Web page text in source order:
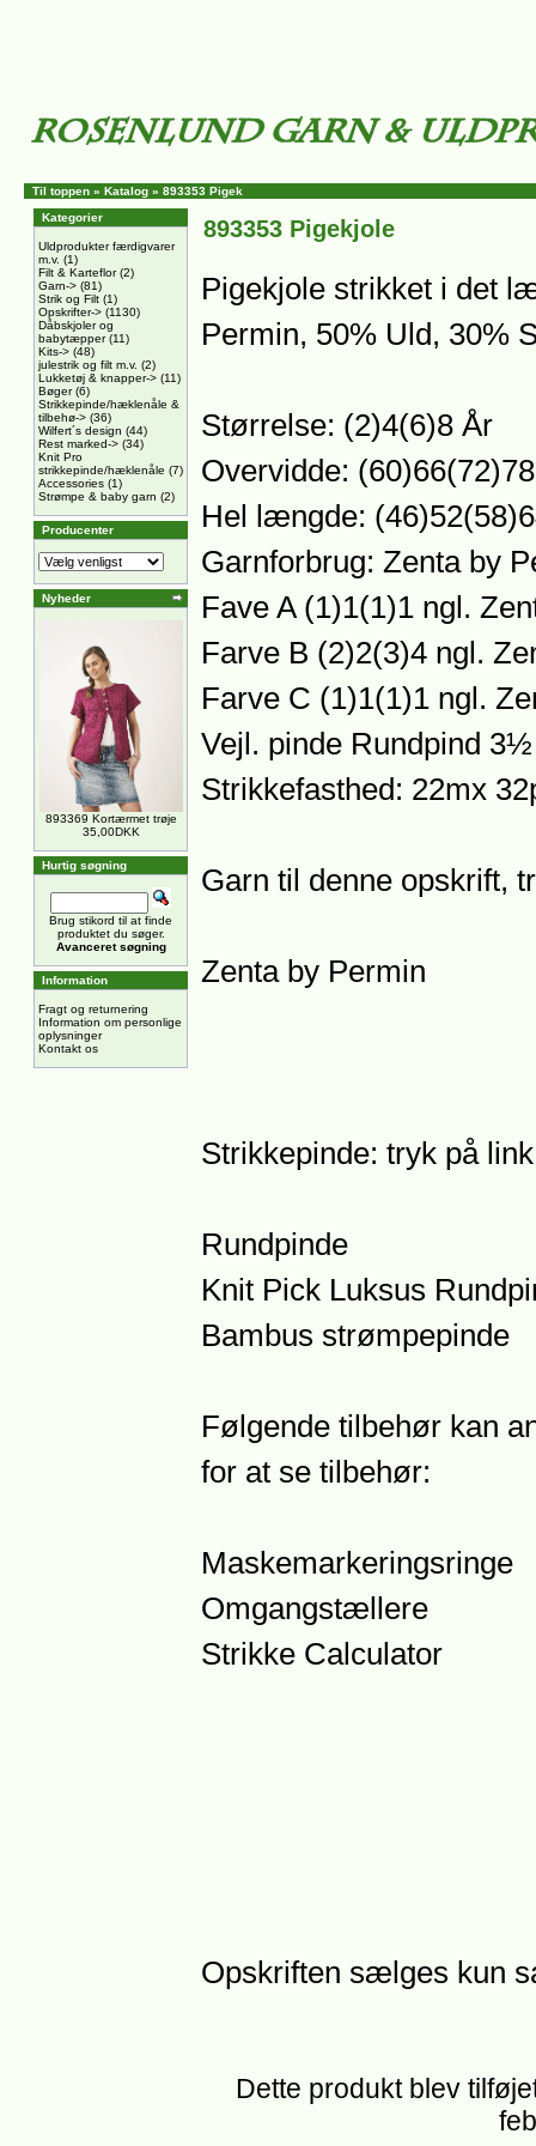
Til toppen » Katalog » 893353 Pigek
Kategorier
Uldprodukter færdigvarer
m.v. (1)
Filt & Karteflor(2)
Garn-> (81)
Strik og Filt (1)
Opskrifter-> (1130)
Dåbskjoler og
babytæpper(11)
Kits-> (48)
julestrik og filt m.v. (2)
Lukketøj & knapper-> (11)
Bøger(6)
Strikkepinde/hæklenåle &
tilbehø-> (36)
Wilfert´s design (44)
Rest marked-> (34)
Knit Pro
strikkepinde/hæklenåle (7)
Accessories (1)
Strømpe & baby garn (2)
Producenter
Nyheder
893369 Kortærmet trøje
35,00DKK
Hurtig søgning
Brug stikord til at finde
produktet du søger.
Avanceret søgning
Information
Fragt og returnering
Information om personlige
oplysninger
Kontakt os
893353 Pigekjole
Pigekjole strikket i det
Permin, 50% Uld, 30%
Størrelse: (2)4(6)8 År
Overvidde:
Hel længde:
Garnforbrug: Zenta by
Fave A (1)1(1)1 ngl.
Farve B (2)2(3)4 ngl.
Farve C (1)1(1)1 ngl.
Vejl. pinde Rundpind
Strikkefasthed: 22mx
Garn til denne opskrift,
Zenta by Permin
Strikkepinde: tryk på
Rundpinde
Knit Pick Luksus
Bambus strømpepinde
Følgende tilbehør kan
for at se tilbehør:
Maskemarkeringsringe
Omgangstællere
Strikke Calculator
Opskriften sælges kun
Dette produkt blev